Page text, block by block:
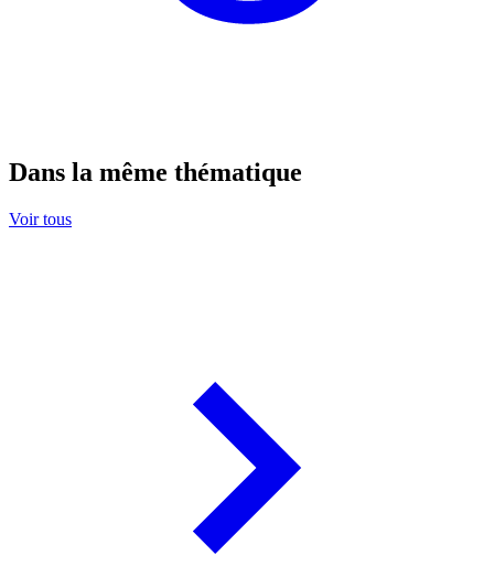
Dans la même thématique
Voir tous